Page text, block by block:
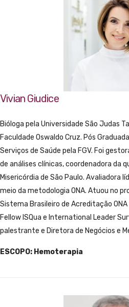
Vivian Giudice
Bióloga pela Universidade São Judas
Faculdade Oswaldo Cruz. Pós
Serviços de Saúde pela FGV. Foi
de análises clínicas, coordenadora da
Misericórdia de São Paulo. Avaliadora
meio da metodologia ONA. Atuou no
Sistema Brasileiro de Acreditação
Fellow ISQua e International Leader
palestrante e Diretora de Negócios e
ESCOPO: Hemoterapia